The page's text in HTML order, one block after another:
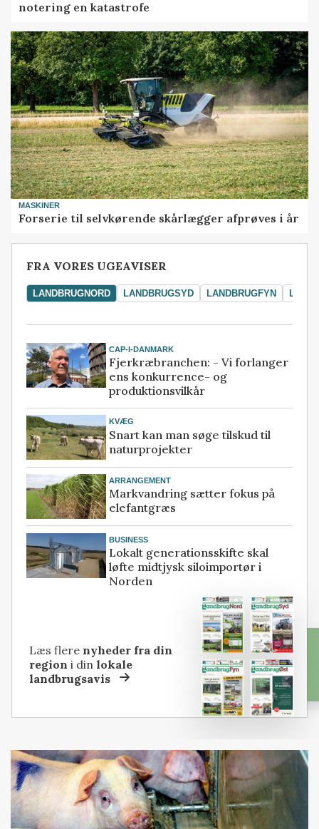
notering en katastrofe
MASKINER
Forserie til selvkørende skårlægger afprøves i år
FRA VORES UGEAVISER
LANDBRUGNORD LANDBRUGSYD LANDBRUGFYN
CAP-I-DANMARK
Fjerkræbranchen: - Vi forlanger
ens konkurrence- og
produktionsvilkår
KVÆG
Snart kan man søge tilskud til
naturprojekter
ARRANGEMENT
Markvandring sætter fokus på
elefantgræs
BUSINESS
Lokalt generationsskifte skal
løfte midtjysk siloimportør i
Norden
Læs flere nyheder fra din
region i dinlokale
landbrugsavis